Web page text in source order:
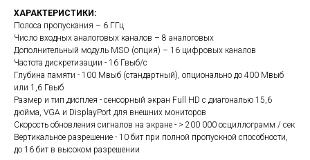
ХАРАКТЕРИСТИКИ:
Полоса пропускания – 6 ГГц
Число входных аналоговых каналов – 8 аналоговых
Дополнительный модуль MSO (опция) – 16 цифровых каналов
Частота дискретизации - 16 Гвыб/с
Глубина памяти - 100 Мвыб (стандартный), опционально до 400 Мвыб
или 1,6 Гвыб
Размер и тип дисплея - сенсорный экран Full HD с диагональю 15,6
дюйма, VGA и DisplayPort для внешних мониторов
Скорость обновления сигналов на экране - > 200 000 осциллограмм / сек
Вертикальное разрешение - 10 бит при полной пропускной способности,
до 16 бит в высоком разрешении